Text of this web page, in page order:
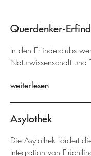
Querdenker-
In den Erfinderclubs
Naturwissenschaft und
weiterlesen
Asylothek
Die Asylothek fördert
Integration von